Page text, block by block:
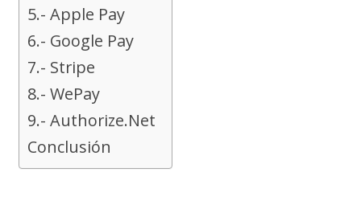
5.- Apple Pay
6.- Google Pay
7.- Stripe
8.- WePay
9.- Authorize.Net
Conclusión